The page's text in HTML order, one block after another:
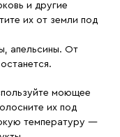
и другие
их от земли под
апельсины. От
моющее
их под
температуру —